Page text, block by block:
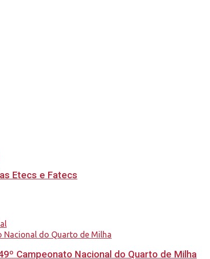
Etecs e Fatecs
Campeonato Nacional do Quarto de Milha